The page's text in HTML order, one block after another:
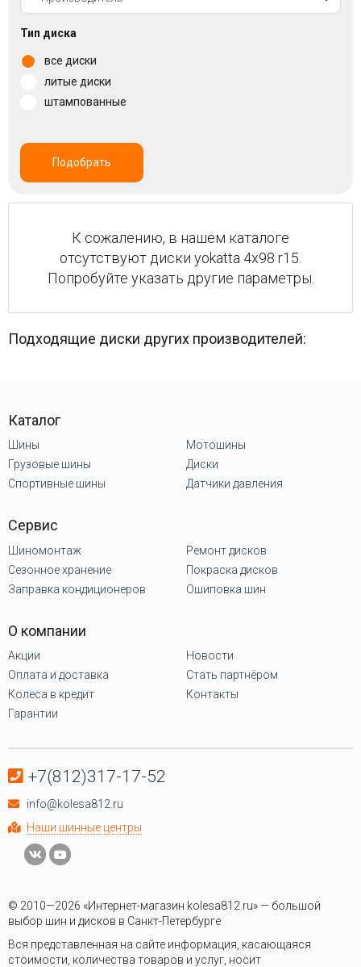
52
Пн-
Вс:
21:00
Тип диска
все диски
литые диски
штампованные
Подобрать
К сожалению, в нашем каталоге
отсутствуют диски yokatta 4x98 r15.
Попробуйте указать другие параметры.
Подходящие диски других производителей:
Каталог
Шины
Грузовые шины
Спортивные шины
Мотошины
Диски
Датчики давления
Сервис
Шиномонтаж
Сезонное хранение
Заправка кондиционеров
Ремонт дисков
Покраска дисков
Ошиповка шин
О компании
Акции
Оплата и доставка
Колеса в кредит
Гарантии
Новости
Стать партнёром
Контакты
+7(812)317-17-52
info@kolesa812.ru
Наши шинные центры
© 2010—2026 «Интернет-магазин kolesa812.ru» — большой
выбор шин и дисков в Санкт-Петербурге
Вся представленная на сайте информация, касающаяся
стоимости, количества товаров и услуг, носит